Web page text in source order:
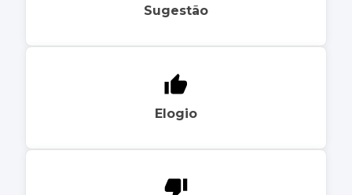
Sugestão
Elogio